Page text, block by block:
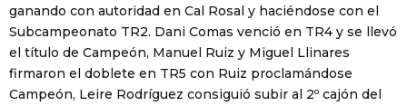
ganando con autoridad en Cal Rosal y haciéndose con el
Subcampeonato TR2. Dani Comas venció en TR4 y se llevó
el título de Campeón, Manuel Ruiz y Miguel Llinares
firmaron el doblete en TR5 con Ruiz proclamándose
Campeón, Leire Rodríguez consiguió subir al 2º cajón del